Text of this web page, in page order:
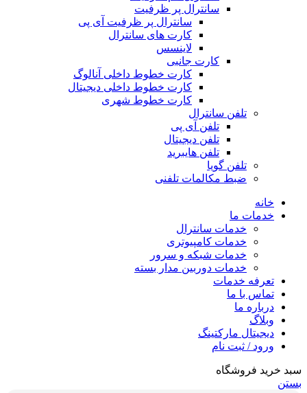
سانترال پر ظرفیت
سانترال پر ظرفیت آی پی
کارت های سانترال
لاینسس
کارت جانبی
کارت خطوط داخلی آنالوگ
کارت خطوط داخلی دیجیتال
کارت خطوط شهری
تلفن سانترال
تلفن آی پی
تلفن دیجیتال
تلفن هایبرید
تلفن گویا
ضبط مکالمات تلفنی
خانه
خدمات ما
خدمات سانترال
خدمات کامپیوتری
خدمات شبکه و سرور
خدمات دوربین مدار بسته
تعرفه خدمات
تماس با ما
درباره ما
وبلاگ
دیجیتال مارکتینگ
ورود / ثبت نام
سبد خرید فروشگاه
بستن